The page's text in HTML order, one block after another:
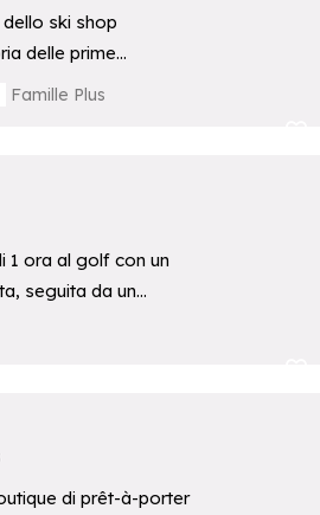
ski shop
delle prime
quota e una
Famille Plus
1 ora al golf con un
seguita da un
di prêt-à-porter